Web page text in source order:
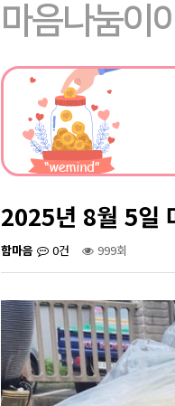
마음나눔이
2025년 8월 5일
함마음 0건 999회